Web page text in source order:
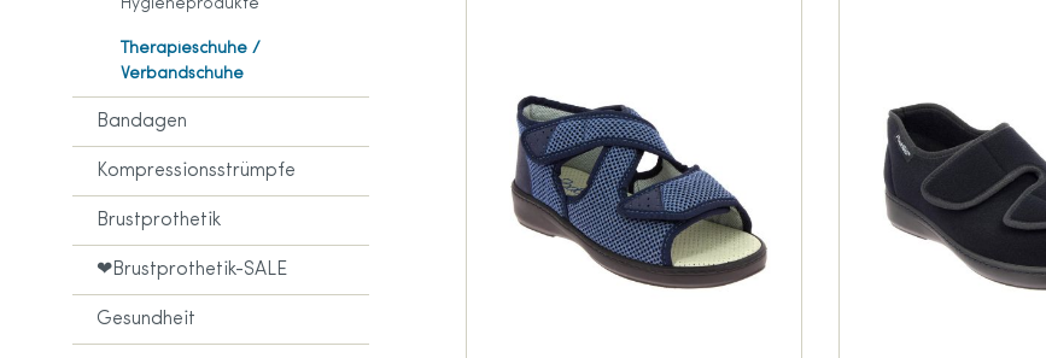
Amoena Sportkleidung
Accessoires
Amoena Größentabelle
Hygieneprodukte
Therapieschuhe /
Verbandschuhe
Bandagen
Kompressionsstrümpfe
Brustprothetik
❤Brustprothetik-SALE
Gesundheit